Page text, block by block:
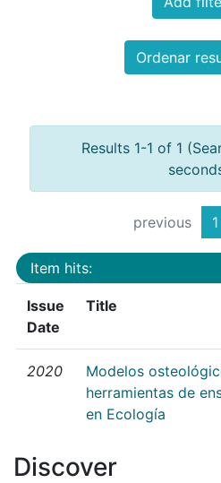
Ordenar
Results 1-1 of 1
previous 1
Item hits:
Issue
Date
Title
2020
Modelos
herramientas de
en Ecología
Discover